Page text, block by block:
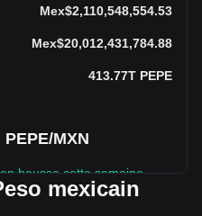
Mex$2,110,548,554.53
Mex$20,012,431,784.88
413.77T PEPE
MXN
hausse cette semaine.
mexicain